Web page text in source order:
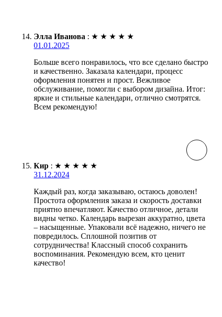
Элла Иванова : ★ ★ ★ ★ ★
01.01.2025
Больше всего понравилось, что все сделано быстро
и качественно. Заказала календари, процесс
оформления понятен и прост. Вежливое
обслуживание, помогли с выбором дизайна. Итог:
яркие и стильные календари, отлично смотрятся.
Всем рекомендую!
Кир : ★ ★ ★ ★ ★
31.12.2024
Каждый раз, когда заказываю, остаюсь доволен!
Простота оформления заказа и скорость доставки
приятно впечатляют. Качество отличное, детали
видны четко. Календарь вырезан аккуратно, цвета
– насыщенные. Упаковали всё надежно, ничего не
повредилось. Сплошной позитив от
сотрудничества! Классный способ сохранить
воспоминания. Рекомендую всем, кто ценит
качество!